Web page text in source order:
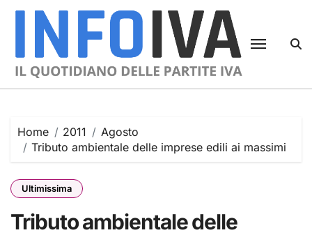
Skip
Home 2011
Agosto
Tributo ambientale delle imprese edili ai massimi
Ultimissima
Tributo ambientale delle